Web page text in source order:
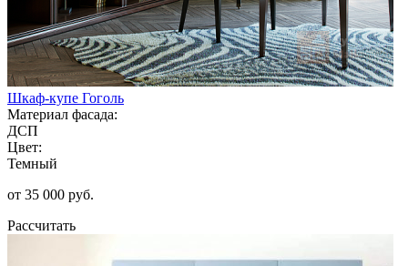
Шкаф-купе Гоголь
Материал фасада:
ДСП
Цвет:
Темный
от 35 000 руб.
Рассчитать